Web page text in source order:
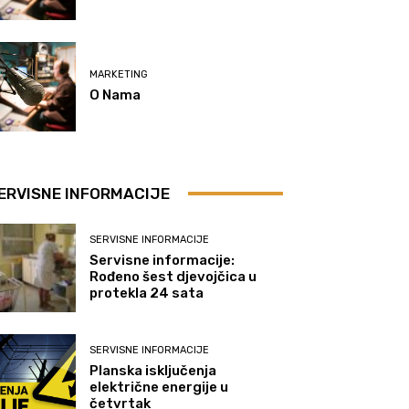
MARKETING
O Nama
INFORMACIJE
SERVISNE INFORMACIJE
Servisne informacije:
Rođeno šest djevojčica u
protekla 24 sata
SERVISNE INFORMACIJE
Planska isključenja
električne energije u
četvrtak